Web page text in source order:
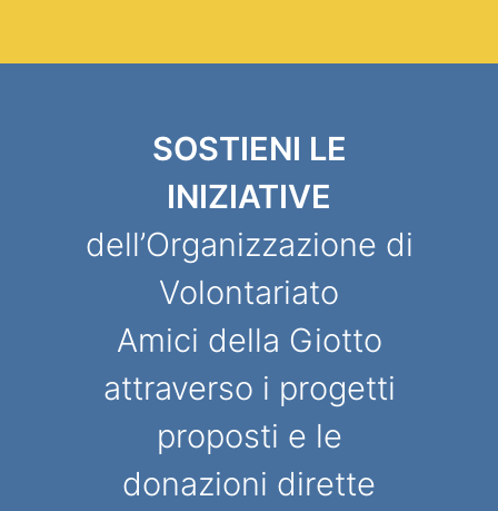
SOSTIENI LE
INIZIATIVE
dell’Organizzazione di
Volontariato
Amici della Giotto
attraverso i progetti
proposti e le
donazioni dirette